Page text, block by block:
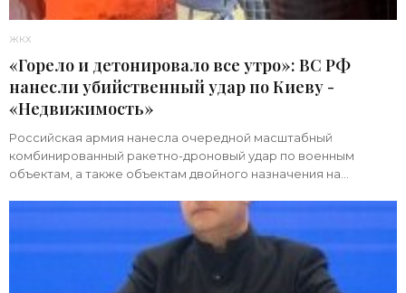
ЖКХ
«Горело и детонировало все утро»: ВС РФ
нанесли убийственный удар по Киеву -
«Недвижимость»
Российская армия нанесла очередной масштабный
комбинированный ракетно-дроновый удар по военным
объектам, а также объектам двойного назначения на